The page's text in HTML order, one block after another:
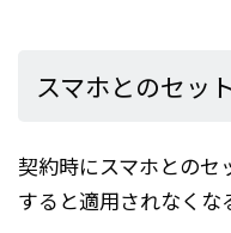
スマホとのセッ
契約時にスマホとの
すると適用されなくな